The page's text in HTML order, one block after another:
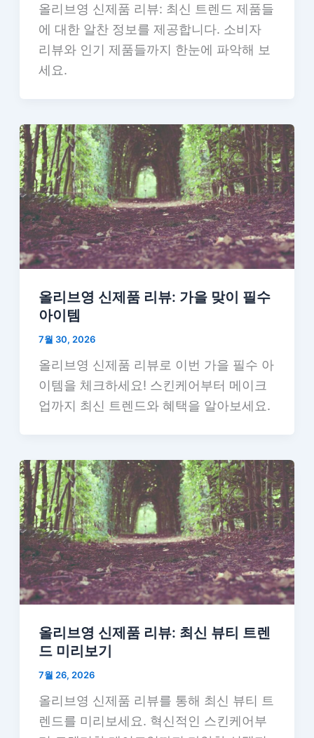
올리브영 신제품 리뷰: 최신 트렌드 제품들
에 대한 알찬 정보를 제공합니다. 소비자
리뷰와 인기 제품들까지 한눈에 파악해 보
세요.
올리브영 신제품 리뷰: 가을 맞이 필수
아이템
7월 30, 2026
올리브영 신제품 리뷰로 이번 가을 필수 아
이템을 체크하세요! 스킨케어부터 메이크
업까지 최신 트렌드와 혜택을 알아보세요.
올리브영 신제품 리뷰: 최신 뷰티 트렌
드 미리보기
7월 26, 2026
올리브영 신제품 리뷰를 통해 최신 뷰티 트
렌드를 미리보세요. 혁신적인 스킨케어부